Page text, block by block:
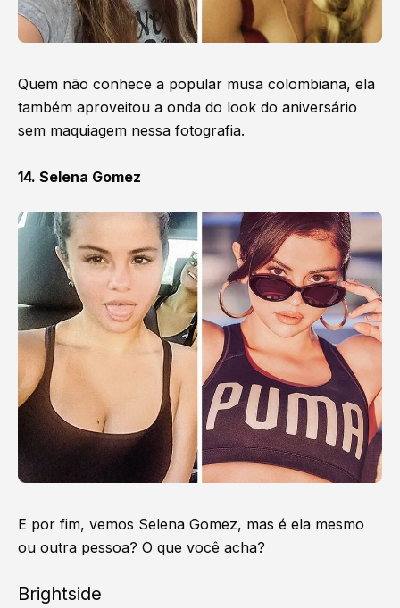
Quem não conhece a popular musa colombiana, ela
também aproveitou a onda do look do aniversário
sem maquiagem nessa fotografia.
14. Selena Gomez
E por fim, vemos Selena Gomez, mas é ela mesmo
ou outra pessoa? O que você acha?
Brightside